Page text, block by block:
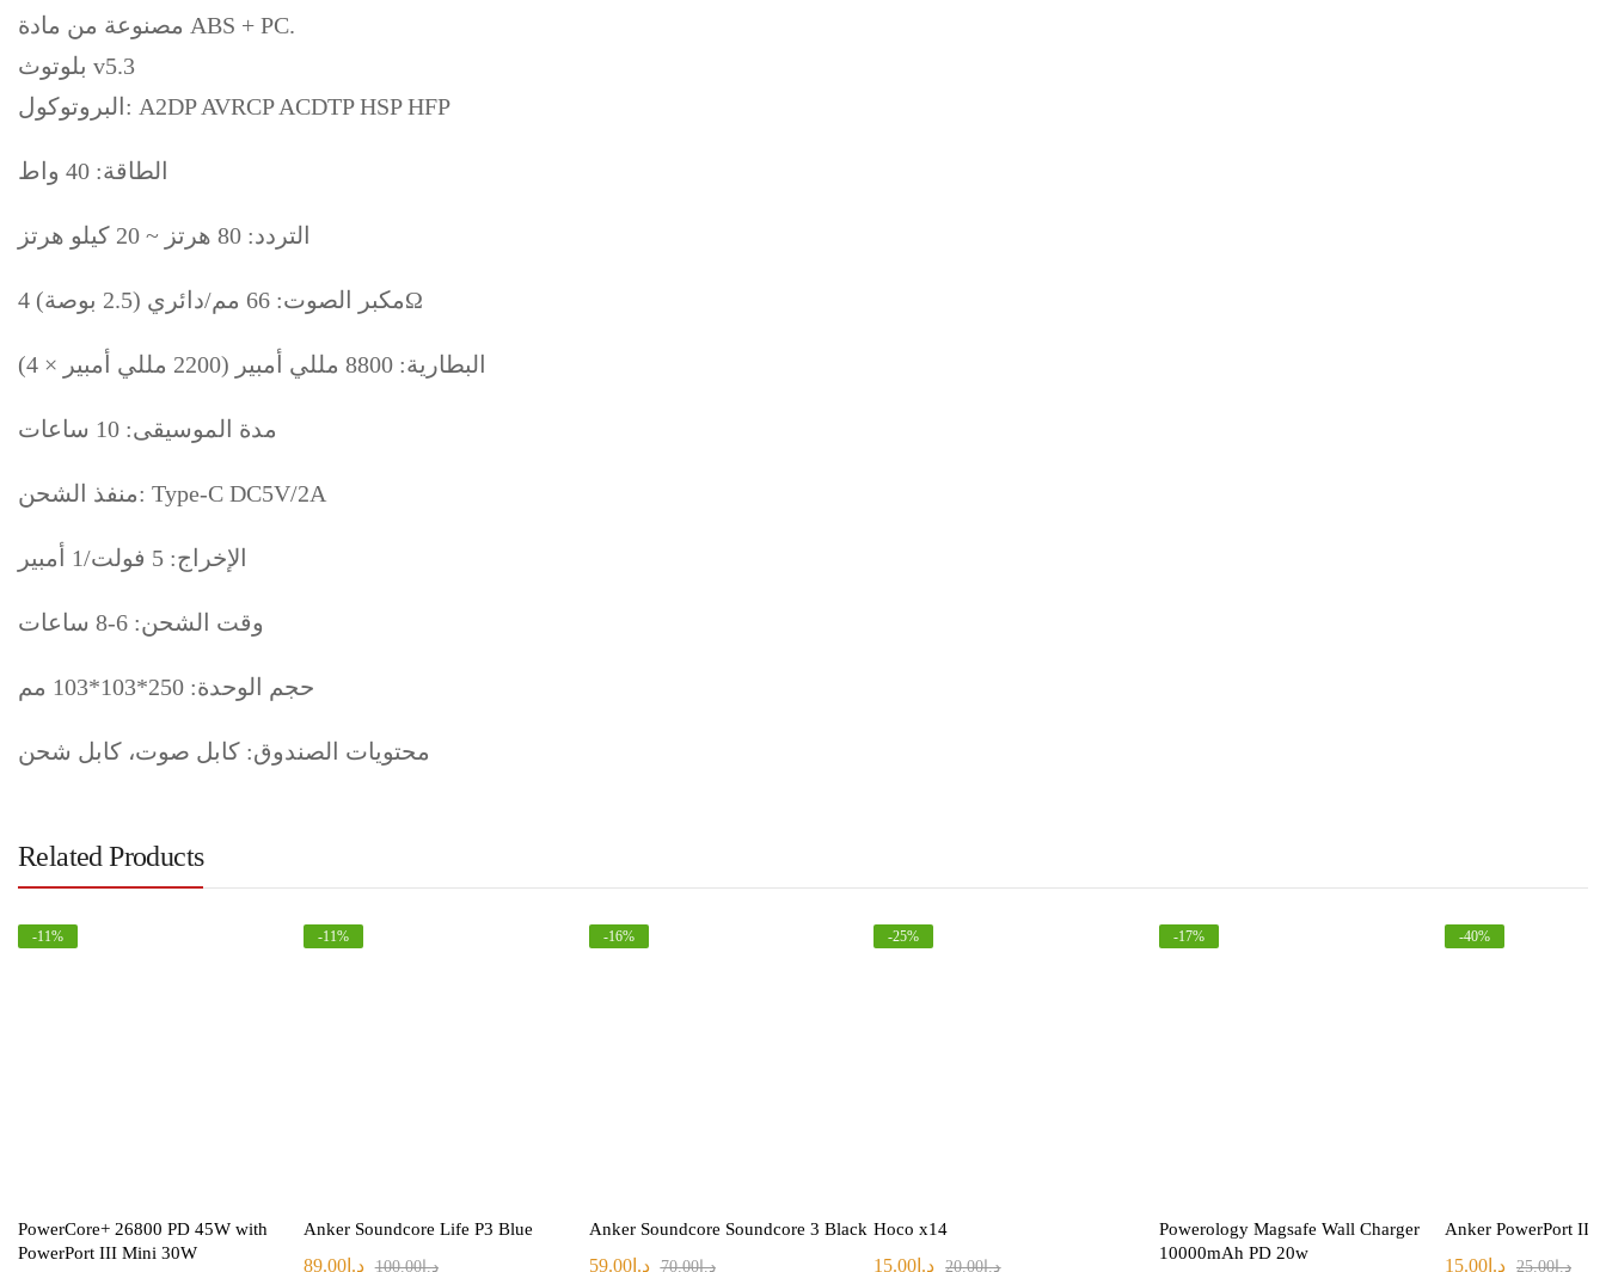
مصنوعة من مادة ABS + PC.
بلوتوث v5.3
البروتوكول: A2DP AVRCP ACDTP HSP HFP
الطاقة: 40 واط
التردد: 80 هرتز ~ 20 كيلو هرتز
مكبر الصوت: 66 مم/دائري (2.5 بوصة) 4Ω
البطارية: 8800 مللي أمبير (2200 مللي أمبير × 4)
مدة الموسيقى: 10 ساعات
منفذ الشحن: Type-C DC5V/2A
الإخراج: 5 فولت/1 أمبير
وقت الشحن: 6-8 ساعات
حجم الوحدة: 250*103*103 مم
محتويات الصندوق: كابل صوت، كابل شحن
Related Products
-11%
PowerCore+ 26800 PD 45W with
PowerPort III Mini 30W
-11%
Anker Soundcore Life P3 Blue
د.ا100.00 د.ا89.00
-16%
Anker Soundcore Soundcore 3 Black
د.ا70.00 د.ا59.00
-25%
Hoco x14
د.ا20.00 د.ا 15.00
-17%
Powerology Magsafe Wall Charger
10000mAh PD 20w
-40%
Anker PowerPort III
د.ا25.00 د.ا15.00